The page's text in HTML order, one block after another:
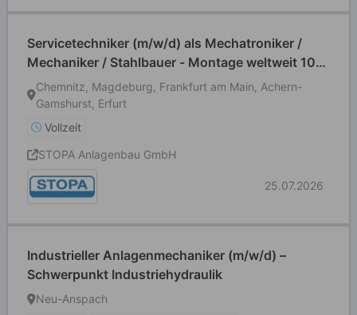
Servicetechniker (m/w/d) als Mechatroniker /
Mechaniker / Stahlbauer - Montage weltweit 100
% Außendienst
Chemnitz, Magdeburg, Frankfurt am Main, Achern-
Gamshurst, Erfurt
Vollzeit
STOPA Anlagenbau GmbH
25.07.2026
Industrieller Anlagenmechaniker (m/w/d) –
Schwerpunkt Industriehydraulik
Neu-Anspach